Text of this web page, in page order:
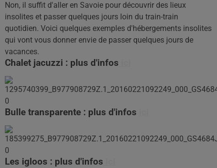
Non, il suffit d'aller en Savoie pour découvrir des lieux
insolites et passer quelques jours loin du train-train
quotidien. Voici quelques exemples d'hébergements insolites
qui vont vous donner envie de passer quelques jours de
vacances.
Chalet jacuzzi : plus d'infos
Bulle transparente : plus d'infos
Les igloos : plus d'infos